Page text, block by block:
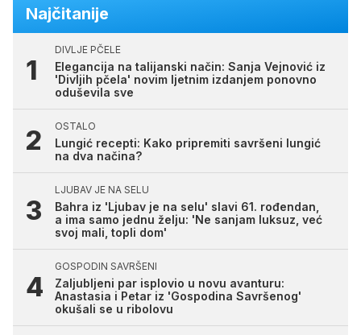
Najčitanije
DIVLJE PČELE
Elegancija na talijanski način: Sanja Vejnović iz
'Divljih pčela' novim ljetnim izdanjem ponovno
oduševila sve
OSTALO
Lungić recepti: Kako pripremiti savršeni lungić
na dva načina?
LJUBAV JE NA SELU
Bahra iz 'Ljubav je na selu' slavi 61. rođendan,
a ima samo jednu želju: 'Ne sanjam luksuz, već
svoj mali, topli dom'
GOSPODIN SAVRŠENI
Zaljubljeni par isplovio u novu avanturu:
Anastasia i Petar iz 'Gospodina Savršenog'
okušali se u ribolovu